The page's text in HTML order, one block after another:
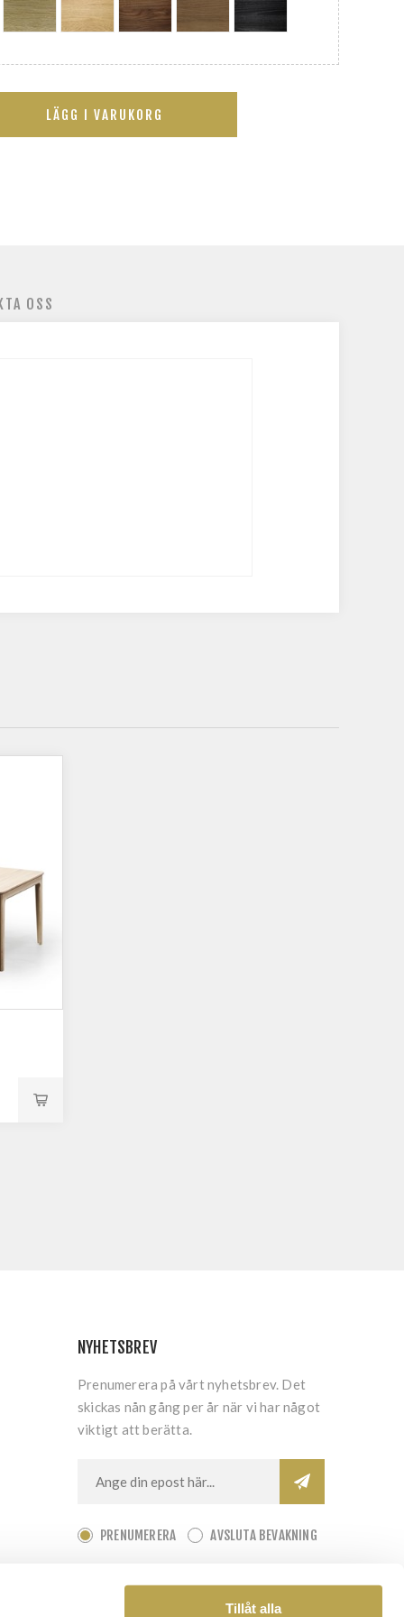
Tillåt alla
LÄGG I VARUKORG
OSS
NYHETSBREV
Prenumerera på vårt nyhetsbrev. Det
skickas nån gång per år när vi har något
viktigt att berätta.
PRENUMERERA AVSLUTA BEVAKNING